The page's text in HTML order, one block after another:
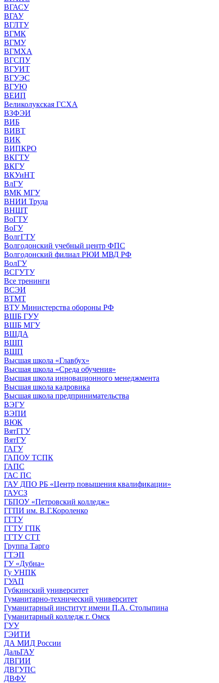
ВГАСУ
ВГАУ
ВГЛТУ
ВГМК
ВГМУ
ВГМХА
ВГСПУ
ВГУИТ
ВГУЭС
ВГУЮ
ВЕИП
Великолукская ГСХА
ВЗФЭИ
ВИБ
ВИВТ
ВИК
ВИПКРО
ВКГТУ
ВКГУ
ВКУиНТ
ВлГУ
ВМК МГУ
ВНИИ Труда
ВНШТ
ВоГТУ
ВоГУ
ВолгГТУ
Волгодонский учебный центр ФПС
Волгодонский филиал РЮИ МВД РФ
ВолГУ
ВСГУТУ
Все тренинги
ВСЭИ
ВТМТ
ВТУ Министерства обороны РФ
ВШБ ГУУ
ВШБ МГУ
ВШДА
ВШП
ВШП
Высшая школа «Главбух»
Высшая школа «Среда обучения»
Высшая школа инновационного менеджмента
Высшая школа кадровика
Высшая школа предпринимательства
ВЭГУ
ВЭПИ
ВЮК
ВятГГУ
ВятГУ
ГАГУ
ГАПОУ ТСПК
ГАПС
ГАС ПС
ГАУ ДПО РБ «Центр повышения квалификации»
ГАУСЗ
ГБПОУ «Петровский колледж»
ГГПИ им. В.Г.Короленко
ГГТУ
ГГТУ ГПК
ГГТУ СТТ
Группа Тарго
ГТЭП
ГУ «Дубна»
Гу УНПК
ГУАП
Губкинский университет
Гуманитарно-технический университет
Гуманитарный институт имени П.А. Столыпина
Гуманитарный колледж г. Омск
ГУУ
ГЭИТИ
ДА МИД России
ДальГАУ
ДВГИИ
ДВГУПС
ДВФУ